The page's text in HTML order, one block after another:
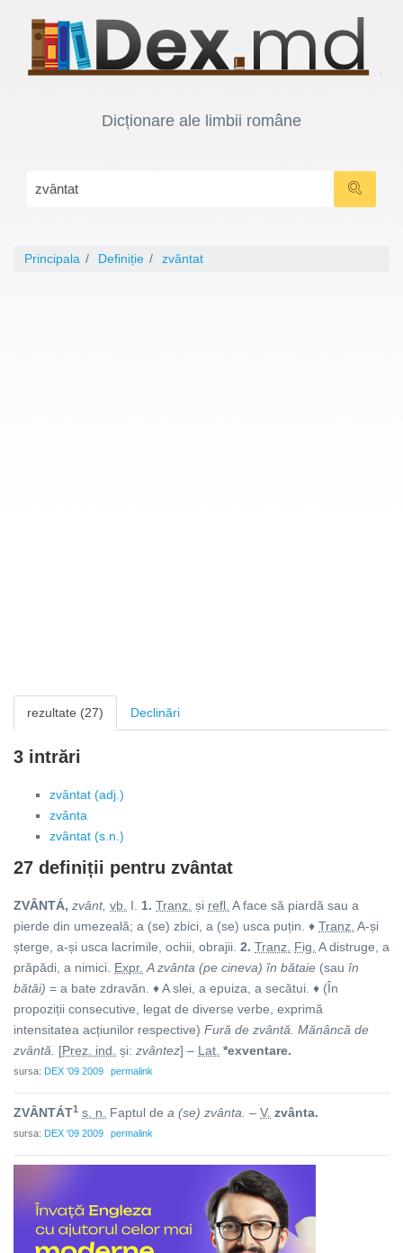
Dicționare ale limbii române
Principala Definiție zvântat
rezultate (27) Declinări
3 intrări
zvântat (adj.)
zvânta
zvântat (s.n.)
27 definiții pentru zvântat
ZVÂNTÁ, zvânt, vb. I. 1. Tranz. și refl. A face să piardă sau a
pierde din umezeală; a (se) zbici, a (se) usca puțin. ♦ Tranz. A-și
șterge, a-și usca lacrimile, ochii, obrajii. 2. Tranz. Fig. A distruge, a
prăpădi, a nimici. Expr. A zvânta (pe cineva) în bătaie (sau în
bătăi) = a bate zdravăn. ♦ A slei, a epuiza, a secătui. ♦ (În
propoziții consecutive, legat de diverse verbe, exprimă
intensitatea acțiunilor respective) Fură de zvântă. Mănâncă de
zvântă.
[Prez. ind. și: zvântez] – Lat. *exventare.
sursa: DEX '09 2009 permalink
ZVÂNTÁT1 s. n. Faptul de a (se) zvânta. – V. zvânta.
sursa: DEX '09 2009 permalink